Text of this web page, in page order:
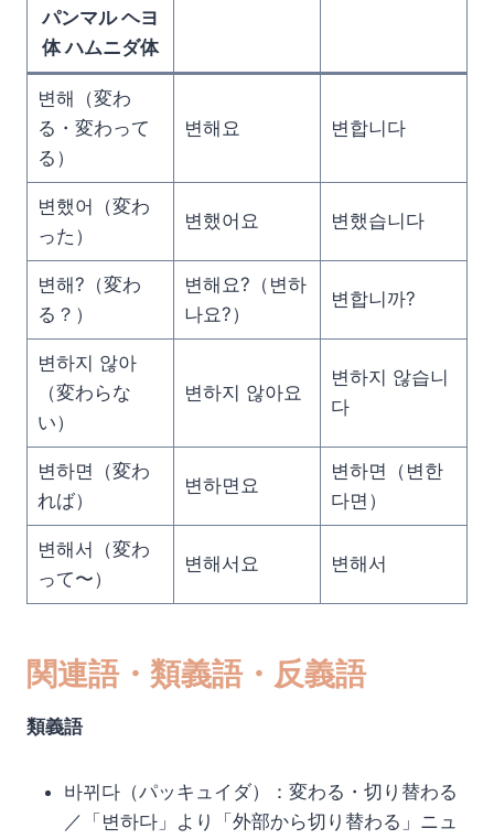
パンマル ヘヨ
体 ハムニダ体
변해（変わ
る・変わって
る）
변해요 변합니다
변했어（変わ
った）
변했어요 변했습니다
변해?（変わ
る？）
변해요?（변하
나요?）
변합니까?
변하지 않아
（変わらな
い）
변하지 않아요
변하지 않습니
다
변하면（変わ
れば）
변하면요
변하면（변한
다면）
변해서（変わ
って〜）
변해서요 변해서
関連語・類義語・反義語
類義語
바뀌다（パッキュイダ）：変わる・切り替わる
／「변하다」より「外部から切り替わる」ニュ